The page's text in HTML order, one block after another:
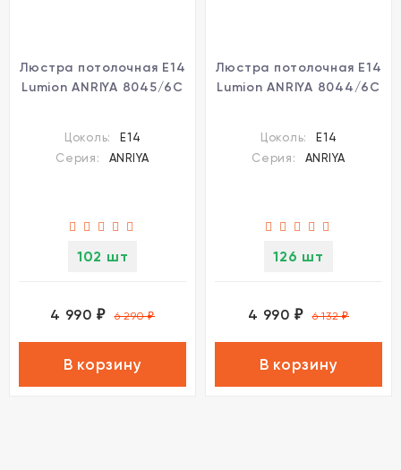
Люстра потолочная Е14
Lumion ANRIYA 8045/6C
Цоколь:
E14
Серия:
ANRIYA
102 шт
4 990 ₽ 6 290₽
В корзину
Люстра потолочная Е14
Lumion ANRIYA 8044/6C
Цоколь:
E14
Серия:
ANRIYA
126 шт
4 990 ₽ 6 132₽
В корзину